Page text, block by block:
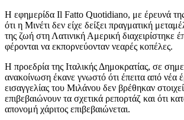
Η εφημερίδα Il Fatto Quotidiano, με έρευνά της
ότι η Μινέτι δεν είχε δείξει πραγματική
της ζωή στη Λατινική Αμερική διαχειρίστηκε
φέρονται να εκπορνεύονταν νεαρές κοπέλες.
Η προεδρία της Ιταλικής Δημοκρατίας, σε
ανακοίνωση έκανε γνωστό ότι έπειτα από νέα
εισαγγελίας του Μιλάνου δεν βρέθηκαν
επιβεβαιώνουν τα σχετικά ρεπορτάζ και ότι
απονομή χάριτος επιβεβαιώνεται.